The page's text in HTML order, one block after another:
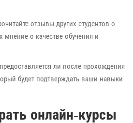
отзывы других студентов о
мнение о качестве обучения и
ли после прохождения
будет подтверждать ваши навыки
онлайн-курсы